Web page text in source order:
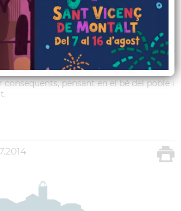
que es presenten als Plens per part
estan més relacionades amb
en assumptes relatius al nostre poble.
massa temps en debatre aquest tipus de
que realment afecten el dia a dia, la
interessos dels santvicentins. S’ha de
conseqüents, pensant en el bé del poble i